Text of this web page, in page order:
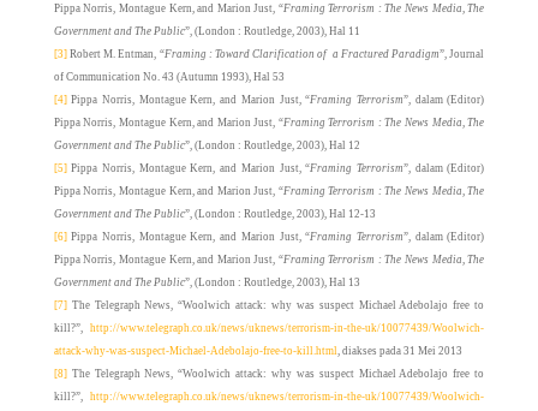
Pippa Norris, Montague Kern, and Marion Just, “Framing Terrorism : The News Media, The
Government and The Public”, (London : Routledge, 2003), Hal 11
[3] Robert M. Entman, “Framing : Toward Clarification of a Fractured Paradigm”, Journal
of Communication No. 43 (Autumn 1993), Hal 53
[4] Pippa Norris, Montague Kern, and Marion Just, “Framing Terrorism”, dalam (Editor)
Pippa Norris, Montague Kern, and Marion Just, “Framing Terrorism : The News Media, The
Government and The Public”, (London : Routledge, 2003), Hal 12
[5] Pippa Norris, Montague Kern, and Marion Just, “Framing Terrorism”, dalam (Editor)
Pippa Norris, Montague Kern, and Marion Just, “Framing Terrorism : The News Media, The
Government and The Public”, (London : Routledge, 2003), Hal 12-13
[6] Pippa Norris, Montague Kern, and Marion Just, “Framing Terrorism”, dalam (Editor)
Pippa Norris, Montague Kern, and Marion Just, “Framing Terrorism : The News Media, The
Government and The Public”, (London : Routledge, 2003), Hal 13
[7] The Telegraph News, “Woolwich attack: why was suspect Michael Adebolajo free to
kill?”,http://www.telegraph.co.uk/news/uknews/terrorism-in-the-uk/10077439/Woolwich-
attack-why-was-suspect-Michael-Adebolajo-free-to-kill.html , diakses pada 31 Mei 2013
[8] The Telegraph News, “Woolwich attack: why was suspect Michael Adebolajo free to
kill?”,http://www.telegraph.co.uk/news/uknews/terrorism-in-the-uk/10077439/Woolwich-